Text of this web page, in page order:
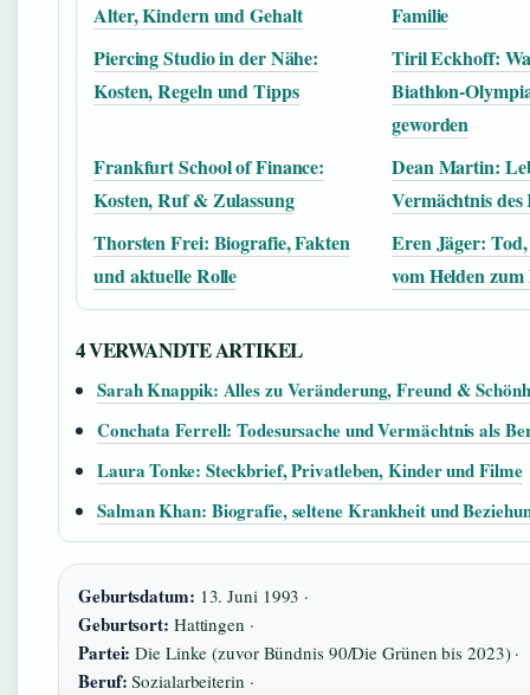
Alter, Kindern und Gehalt
Familie
Piercing Studio in der Nähe:
Kosten, Regeln und Tipps
Tiril Eckhoff:
Biathlon-
geworden
Frankfurt School of Finance:
Kosten, Ruf & Zulassung
Dean Martin:
Vermächtnis
Thorsten Frei: Biografie, Fakten
und aktuelle Rolle
Eren Jäger:
vom Helden zum
4 VERWANDTE ARTIKEL
Sarah Knappik: Alles zu Veränderung, Freund &
Conchata Ferrell: Todesursache und Vermächtnis als
Laura Tonke: Steckbrief, Privatleben, Kinder und Filme
Salman Khan: Biografie, seltene Krankheit und
Geburtsdatum: 13. Juni 1993 ·
Geburtsort: Hattingen ·
Partei: Die Linke (zuvor Bündnis 90/Die Grünen bis 2023) ·
Beruf: Sozialarbeiterin ·